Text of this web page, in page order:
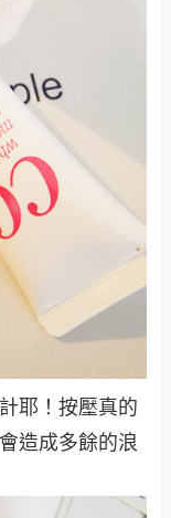
耶！按壓真的
造成多餘的浪